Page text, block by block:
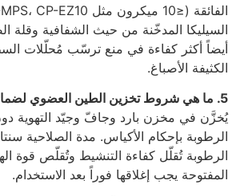
السيليكا المدخّنة من حيث الشفافية وقلة
أيضاً أكثر كفاءة في منع ترسّب مُحلّلات
الكثيفة الأصباغ.
5. ما هي شروط تخزين الطين العضوي لضمان الجودة؟
الرطوبة بإحكام الأكياس. مدة الصلاحية
الرطوبة تُقلّل كفاءة التنشيط وتُقلّص قوة
المفتوحة يجب إغلاقها فوراً بعد الاستخدام.